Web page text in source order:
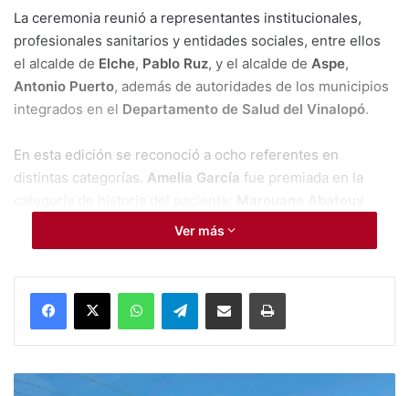
La ceremonia reunió a representantes institucionales,
profesionales sanitarios y entidades sociales, entre ellos
el alcalde de Elche, Pablo Ruz, y el alcalde de Aspe,
Antonio Puerto, además de autoridades de los municipios
integrados en el Departamento de Salud del Vinalopó.
En esta edición se reconoció a ocho referentes en
distintas categorías. Amelia García fue premiada en la
recibió el reconocimiento a la intervención ejemplar; y la
Fundación Juegaterapiafue distinguida por su labor en
También fueron galardonados
Elche Ciudad
Avatar VR
en innovación sanitaria y
Ver más
WhatsAppTelegramCompartir por Mail Imprimir
#Monforte